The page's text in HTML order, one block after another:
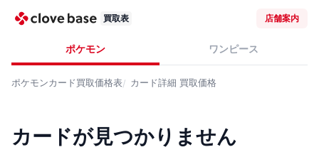
買取表 店舗案内
ポケモン ワンピース
ポケモンカード買取価格表 カード詳細 買取価格
カードが見つかりません